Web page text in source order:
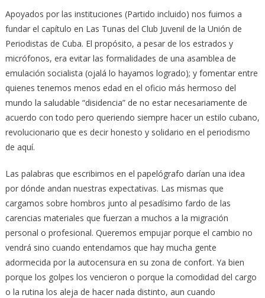
Apoyados por las instituciones (Partido incluido) nos fuimos a
fundar el capítulo en Las Tunas del Club Juvenil de la Unión de
Periodistas de Cuba. El propósito, a pesar de los estrados y
micrófonos, era evitar las formalidades de una asamblea de
emulación socialista (ojalá lo hayamos logrado); y fomentar entre
quienes tenemos menos edad en el oficio más hermoso del
mundo la saludable “disidencia” de no estar necesariamente de
acuerdo con todo pero queriendo siempre hacer un estilo cubano,
revolucionario que es decir honesto y solidario en el periodismo
de aquí.
Las palabras que escribimos en el papelógrafo darían una idea
por dónde andan nuestras expectativas. Las mismas que
cargamos sobre hombros junto al pesadísimo fardo de las
carencias materiales que fuerzan a muchos a la migración
personal o profesional. Queremos empujar porque el cambio no
vendrá sino cuando entendamos que hay mucha gente
adormecida por la autocensura en su zona de confort. Ya bien
porque los golpes los vencieron o porque la comodidad del cargo
o la rutina los aleja de hacer nada distinto, aun cuando